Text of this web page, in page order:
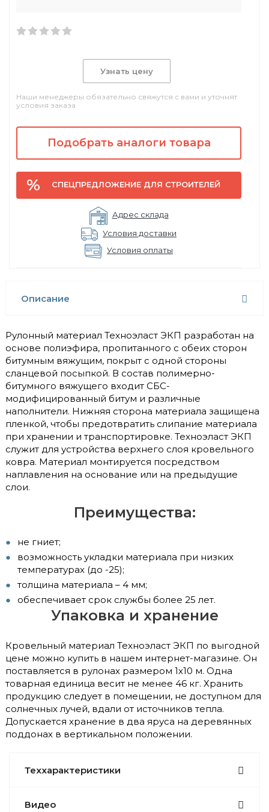
Узнать цену
Наши менеджеры обязательно свяжутся с вами и уточнят
условия заказа
Подобрать аналоги товара
СПЕЦПРЕДЛОЖЕНИЕ ДЛЯ СТРОИТЕЛЕЙ
Адрес склада
Условия доставки
Условия оплаты
Описание
Рулонный материал Техноэласт ЭКП разработан на
основе полиэфира, пропитанного с обеих сторон
битумным вяжущим, покрыт с одной стороны
сланцевой посыпкой. В состав полимерно-
битумного вяжущего входит СБС-
модифицированный битум и различные
наполнители. Нижняя сторона материала защищена
пленкой, чтобы предотвратить слипание материала
при хранении и транспортировке. Техноэласт ЭКП
служит для устройства верхнего слоя кровельного
ковра. Материал монтируется посредством
наплавления на основание или на предыдущие
слои.
Преимущества:
не гниет;
возможность укладки материала при низких
температурах (до -25);
толщина материала – 4 мм;
обеспечивает срок службы более 25 лет.
Упаковка и хранение
Кровельный материал Техноэласт ЭКП по выгодной
цене можно купить в нашем интернет-магазине. Он
поставляется в рулонах размером 1х10 м. Одна
товарная единица весит не менее 46 кг. Хранить
продукцию следует в помещении, не доступном для
солнечных лучей, вдали от источников тепла.
Допускается хранение в два яруса на деревянных
поддонах в вертикальном положении.
Теххарактеристики
Видео